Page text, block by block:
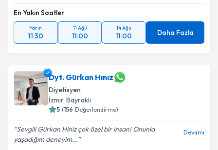
En Yakın Saatler
Yarın
11:30
11 Ağu
11:00
14 Ağu
11:00 Daha Fazla
Dyt. Gürkan Hınız
Diyetisyen
İzmir, Bayraklı
5 (156 Değerlendirme)
Sevgili Gürkan Hiniz çok özel bir insan! Onunla
yaşadığım deneyim...
Devamı